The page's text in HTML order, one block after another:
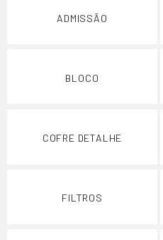
ADMISSÃO
BLOCO
COFRE DETALHE
FILTROS